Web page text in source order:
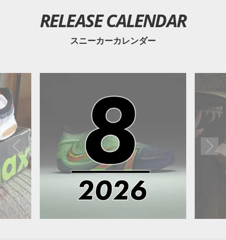
RELEASE CALENDAR
スニーカーカレンダー